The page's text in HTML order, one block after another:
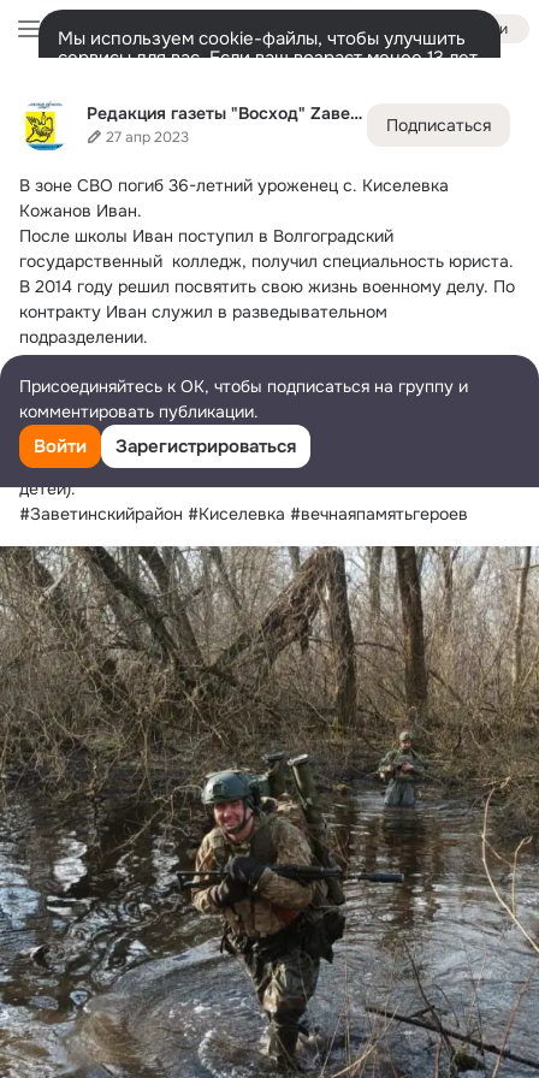
Редакция газеты "Восход" Zаветинский р-н Рост. обл
27 апр 2023
Подписаться
В зоне СВО погиб 36-летний уроженец с. Киселевка
Кожанов Иван.
После школы Иван поступил в Волгоградский
государственный  колледж, получил специальность юриста.
В 2014 году решил посвятить свою жизнь военному делу. По
контракту Иван служил в разведывательном
подразделении.
По воле службы был в командировке в Индии в 2015 году,
приняв участие в международных учениях Индра-2015.
Затем принимал участие в СВО. Погиб под Донецком 22
апреля.
Похоронят Ивана в Волгограде. Там у него семья (жена, двое
детей).
#Заветинскийрайон #Киселевка #вечнаяпамятьгероев
Войти
Мы используем cookie-файлы, чтобы улучшить
сервисы для вас. Если ваш возраст менее 13 лет,
представитель.
Разрешить все Настроить
Лента Участники 2.1K Ещё
Дополнительная
колонка
Всё10 076 Обсуждаемые
Присоединяйтесь к ОК, чтобы подписаться на группу и
комментировать публикации.
Войти Зарегистрироваться